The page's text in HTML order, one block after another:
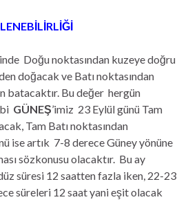
Doğu noktasından kuzeye doğru
doğacak ve Batı noktasından
batacaktır. Bu değer hergün
GÜNEŞ’imiz 23 Eylül günü Tam
Tam Batı noktasından
ise artık 7-8 derece Güney yönüne
sözkonusu olacaktır. Bu ay
süresi 12 saatten fazla iken, 22-23
süreleri 12 saat yani eşit olacak